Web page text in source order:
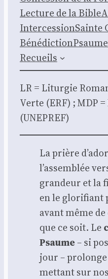
Lec­ture de la Bible
Inter­ces­sionSainte
Béné­dic­tion
Recueils
LR = Litur­gie
Verte (ERF) ; MDP
(UNEPREF)
La prière
l’assemblée
gran­deur et la
en le glo­ri­fiant
avant même
que ce soit. Le
Psaume– si
jour –
met­tant sur